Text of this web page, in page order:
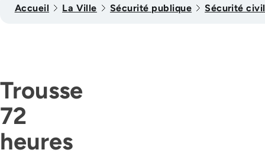
Accueil La Ville Sécurité publique Sécurité
Trousse
72
heures